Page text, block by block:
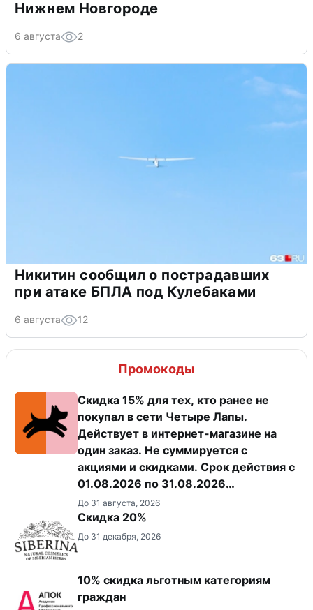
Нижнем Новгороде
6 августа 2
Никитин сообщил о пострадавших
при атаке БПЛА под Кулебаками
6 августа 12
Промокоды
Скидка 15% для тех, кто ранее не
покупал в сети Четыре Лапы.
Действует в интернет-магазине на
один заказ. Не суммируется с
акциями и скидками. Срок действия с
01.08.2026 по 31.08.2026
(включительно).
До 31 августа, 2026
Скидка 20%
До 31 декабря, 2026
10% скидка льготным категориям
граждан